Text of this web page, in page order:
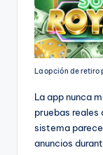
La opción de retiro
La app nunca
pruebas reales
sistema
anuncios